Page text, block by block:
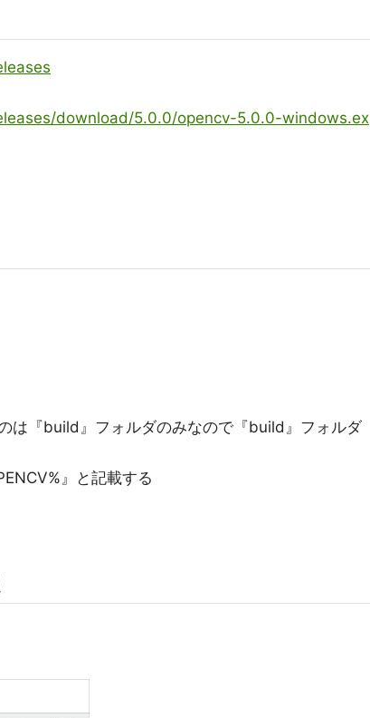
download/5.0.0/opencv-5.0.0-windows.ex
は『build』フォルダのみなので『build』フォルダ
』と記載する